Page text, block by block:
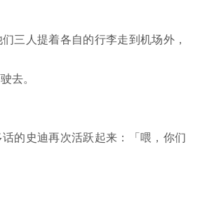
三人提着各自的行李走到机场外，
去。
的史迪再次活跃起来：「喂，你们